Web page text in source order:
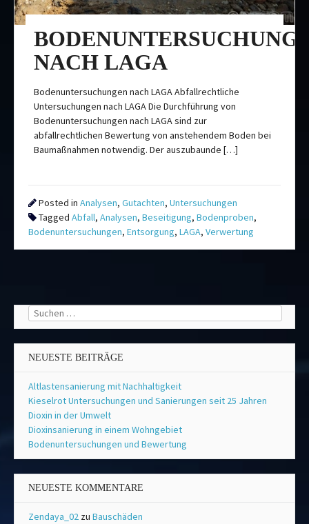
NACH LAGA
Bodenuntersuchungen nach LAGA Abfallrechtliche
Untersuchungen nach LAGA Die Durchführung von
Bodenuntersuchungen nach LAGA sind zur
abfallrechtlichen Bewertung von anstehendem Boden bei
Baumaßnahmen notwendig. Der auszubaunde […]
Posted inAnalysen,Gutachten,Untersuchungen
TaggedAbfall,Analysen,Beseitigung,Bodenproben,
Bodenuntersuchungen,Entsorgung,LAGA,Verwertung
Suchen
nach:
NEUESTE BEITRÄGE
Altlastensanierung mit Nachhaltigkeit
Kieselrot Untersuchungen und Sanierungen seit 25 Jahren
Dioxin in der Umwelt
Dioxinsanierung in einem Wohngebiet
Bodenuntersuchungen und Bewertung
NEUESTE KOMMENTARE
Zendaya_02 zu Bauschäden